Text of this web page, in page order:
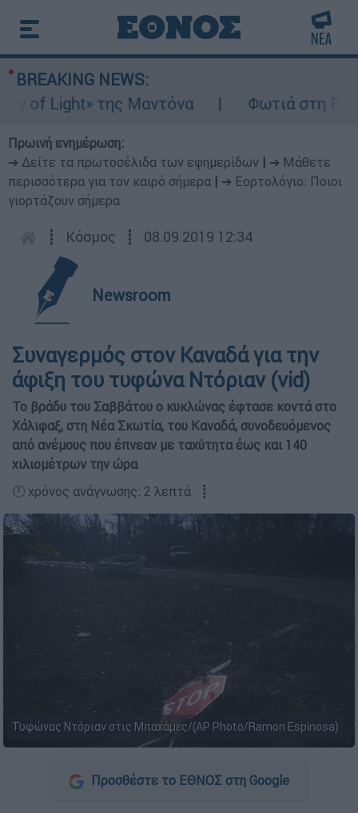
BREAKING NEWS:
Light» της Μαντόνα
Φωτιά στη
Πρωινή ενημέρωση:
➔ Δείτε τα πρωτοσέλιδα των εφημερίδων
➔ Μάθετε
περισσότερα για τον καιρό σήμερα
➔ Εορτολόγιο: Ποιοι
γιορτάζουν σήμερα
┋ Κόσμος ┋ 08.09.2019 12:34
Newsroom
Συναγερμός στον Καναδά για την
άφιξη του τυφώνα Ντόριαν (vid)
Το βράδυ του Σαββάτου ο κυκλώνας έφτασε κοντά στο
Χάλιφαξ, στη Νέα Σκωτία, του Καναδά, συνοδευόμενος
από ανέμους που έπνεαν με ταχύτητα έως και 140
χιλιομέτρων την ώρα
🕛 χρόνος ανάγνωσης: 2 λεπτά ┋
Τυφώνας Ντόριαν στις Μπαχάμες/(AP Photo/Ramon Espinosa)
Προσθέστε το ΕΘΝΟΣ στη Google